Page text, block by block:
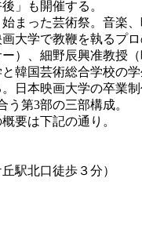
」も開催する。
った芸術祭。音楽
学で教鞭を執るプ
）、細野辰興准教授
国芸術総合学校の
本映画大学の卒業
第3部の三部構成。
要は下記の通り。
駅北口徒歩３分）